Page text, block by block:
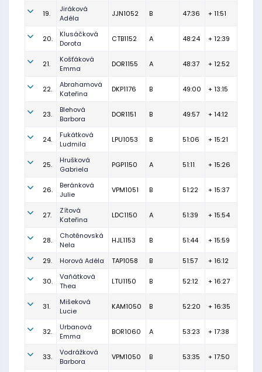
19.
Jiráková
Adéla
JJN1052 B 47:36 + 11:51
20.
Klusáčková
Dorota
CTB1152 A 48:24 + 12:39
21.
Košťáková
Emma
DOR1155 A 48:37 + 12:52
22.
Abrahamová
Kateřina
DKP1176 B 49:00 + 13:15
23.
Blehová
Barbora
DOR1151 B 49:57 + 14:12
24.
Fukátková
Ludmila
LPU1053 B 51:06 + 15:21
25.
Hrušková
Gabriela
PGP1150 A 51:11 + 15:26
26.
Beránková
Julie
VPM1051 B 51:22 + 15:37
27.
Zítová
Kateřina
LDC1150 A 51:39 + 15:54
28.
Chotěnovská
Nela
HJL1153 B 51:44 + 15:59
29. Horová Adéla TAP1058 B 51:57 + 16:12
30.
Vaňátková
Thea
LTU1150 B 52:12 + 16:27
31.
Mišeková
Lucie
KAM1050 B 52:20 + 16:35
32.
Urbanová
Emma
BOR1060 A 53:23 + 17:38
33.
Vodrážková
Barbora
VPM1050 B 53:35 + 17:50